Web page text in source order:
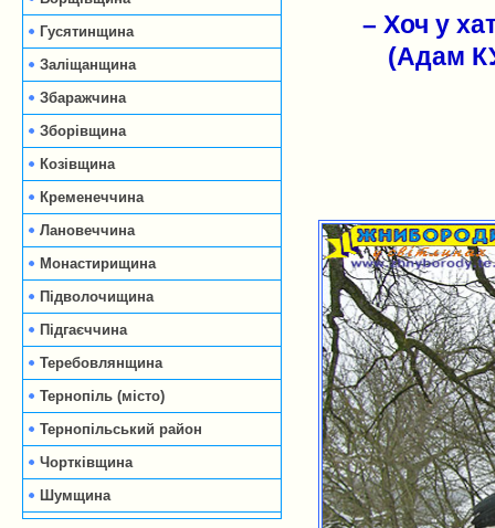
Гусятинщина
Заліщанщина
Збаражчина
Зборівщина
Козівщина
Кременеччина
Лановеччина
Монастирищина
Підволочищина
Підгаєччина
Теребовлянщина
Тернопіль (місто)
Тернопільський район
Чортківщина
Шумщина
– Хоч у
(Адам